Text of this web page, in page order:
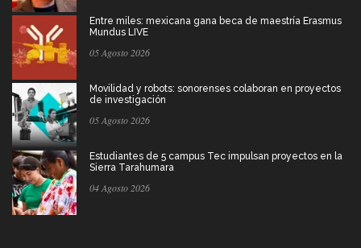
Entre miles: mexicana gana beca de maestría Erasmus
Mundus LIVE
05 Agosto 2026
Movilidad y robots: sonorenses colaboran en proyectos
de investigación
05 Agosto 2026
Estudiantes de 5 campus Tec impulsan proyectos en la
Sierra Tarahumara
04 Agosto 2026